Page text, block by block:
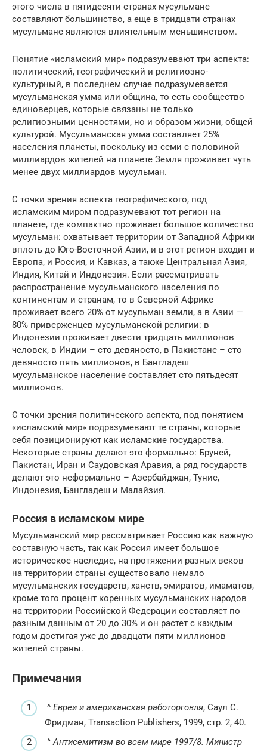
этого числа в пятидесяти странах мусульмане
составляют большинство, а еще в тридцати странах
мусульмане являются влиятельным меньшинством.
Понятие «исламский мир» подразумевают три аспекта:
политический, географический и религиозно-
культурный, в последнем случае подразумевается
мусульманская умма или община, то есть сообщество
единоверцев, которые связаны не только
религиозными ценностями, но и образом жизни, общей
культурой. Мусульманская умма составляет 25%
населения планеты, поскольку из семи с половиной
миллиардов жителей на планете Земля проживает чуть
менее двух миллиардов мусульман.
С точки зрения аспекта географического, под
исламским миром подразумевают тот регион на
планете, где компактно проживает большое количество
мусульман: охватывает территории от Западной Африки
вплоть до Юго-Восточной Азии, и в этот регион входит и
Европа, и Россия, и Кавказ, а также Центральная Азия,
Индия, Китай и Индонезия. Если рассматривать
распространение мусульманского населения по
континентам и странам, то в Северной Африке
проживает всего 20% от мусульман земли, а в Азии —
80% приверженцев мусульманской религии: в
Индонезии проживает двести тридцать миллионов
человек, в Индии – сто девяносто, в Пакистане – сто
девяносто пять миллионов, в Бангладеш
мусульманское население составляет сто пятьдесят
миллионов.
С точки зрения политического аспекта, под понятием
«исламский мир» подразумевают те страны, которые
себя позиционируют как исламские государства.
Некоторые страны делают это формально: Бруней,
Пакистан, Иран и Саудовская Аравия, а ряд государств
делают это неформально – Азербайджан, Тунис,
Индонезия, Бангладеш и Малайзия.
Россия в исламском мире
Мусульманский мир рассматривает Россию как важную
составную часть, так как Россия имеет большое
историческое наследие, на протяжении разных веков
на территории страны существовало немало
мусульманских государств, ханств, эмиратов, имаматов,
кроме того процент коренных мусульманских народов
на территории Российской Федерации составляет по
разным данным от 20 до 30% и он растет с каждым
годом достигая уже до двадцати пяти миллионов
жителей страны.
Примечания
^ Евреи и американская работорговля, Саул С.
Фридман, Transaction Publishers, 1999, стр. 2, 40.
^Антисемитизм во всем мире 1997/8. Министр